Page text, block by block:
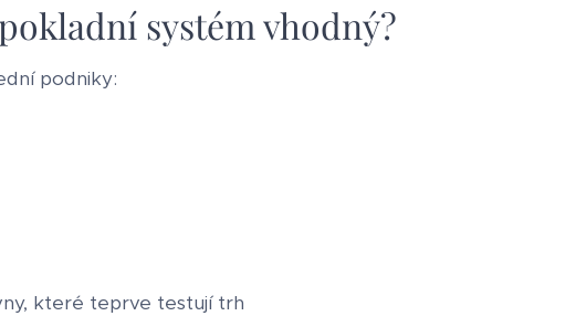
systém vhodný?
podniky:
které teprve testují trh